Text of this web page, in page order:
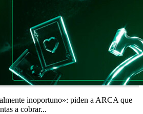
inoportuno»: piden a ARCA que
a cobrar...